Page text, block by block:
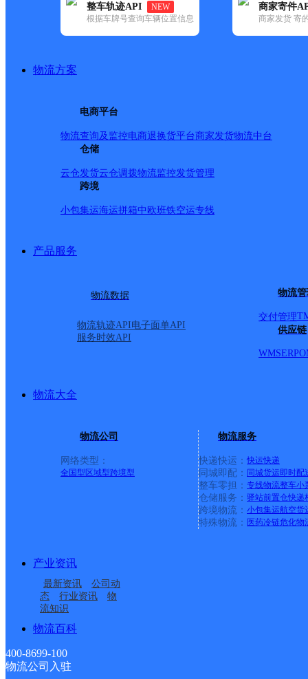
整车轨迹API
NEW
根据车牌号查询车辆位置信息
商家寄件
商家发货 寄
物流方案
电商平台
物流查询及监控电商退换货平台商家发货物流中台
仓储
云仓发货云仓调拨物流监控发货管理
跨境
小包集运海运拼箱中欧班铁空运专线
产品服务
物流数据
物流轨迹API电子面单API
服务时效API
物流
交付管理
供应链
WMSERP
物流大全
物流公司
网络类型：
全国型 区域型跨境型
物流服务
快递快运： 快运快递
同城即配： 同城货运即时配
整车零担： 专线物流整车小
仓储服务： 驿站前置仓快递
跨境物流： 小包集运航空货
特殊物流： 医药冷链危化物
产业资讯
最新资讯
公司动
态
行业资讯
物
流知识
物流百科
400-8699-100
物流公司入驻
所属快递：圆通速递
所属区域：福建省-福州市-仓山区
网点地址：福建福州市仓山区仓山区橘园洲
网点负责人：
福建福州公司仓山区建
新镇福湾生活区分部
福建福州公司仓山区金
山大道橘园洲分部
福建福州公司仓山区建
新镇福湾洪湾分部
福建福州公司仓山区金
山街道雨桐便民服务部
福州橘园州分部